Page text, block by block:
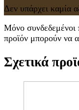
Δεν υπάρχει καμία
Μόνο συνδεδεμένοι
προϊόν μπορούν να
Σχετικά